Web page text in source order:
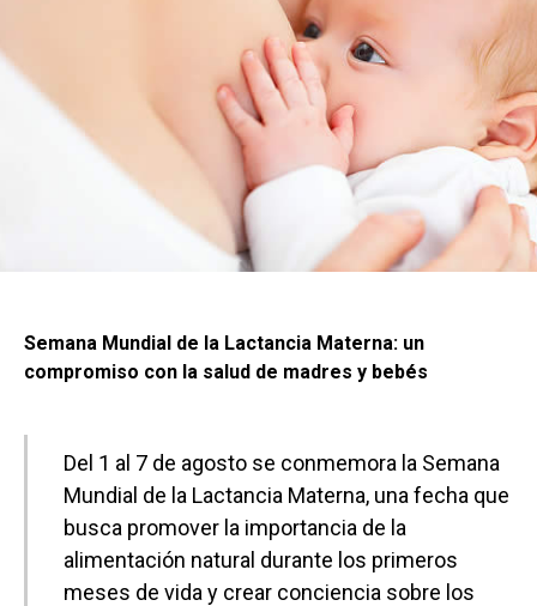
Semana Mundial de la Lactancia Materna: un
compromiso con la salud de madres y bebés
Del 1 al 7 de agosto se conmemora la Semana
Mundial de la Lactancia Materna, una fecha que
busca promover la importancia de la
alimentación natural durante los primeros
meses de vida y crear conciencia sobre los